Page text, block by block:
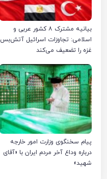
بیانیه مشترک ۸ کشور عربی و
اسلامی: تجاوزات اسرائیل آتش‌بس
غزه را تضعیف می‌کند
پیام سخنگوی وزارت امور خارجه
درباره وداع آخر مردم ایران با «آقای
شهید»